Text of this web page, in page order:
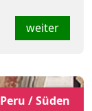
weiter
Peru / Süden